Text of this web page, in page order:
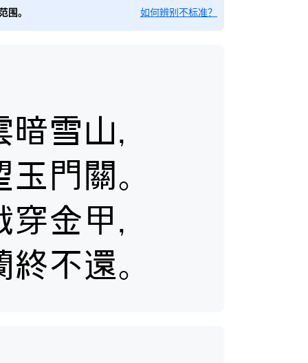
围。 如何辨别不标准？